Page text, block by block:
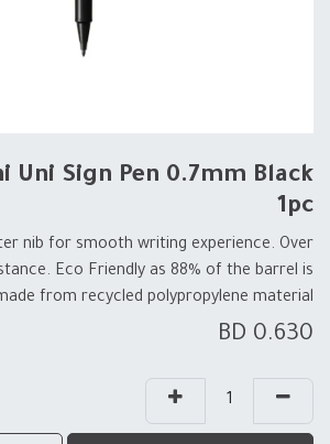
Uni Sign Pen 0.7mm Black
1pc
nib for smooth writing experience. Over
Eco Friendly as 88% of the barrel is
from recycled polypropylene material.
0.630